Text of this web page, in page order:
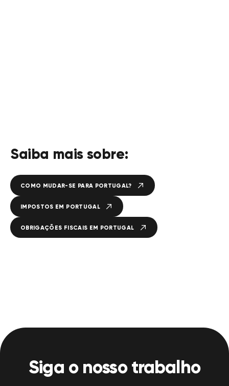
Saiba mais sobre:
COMO MUDAR-SE PARA PORTUGAL?
IMPOSTOS EM PORTUGAL
OBRIGAÇÕES FISCAIS EM PORTUGAL
Siga o nosso trabalho